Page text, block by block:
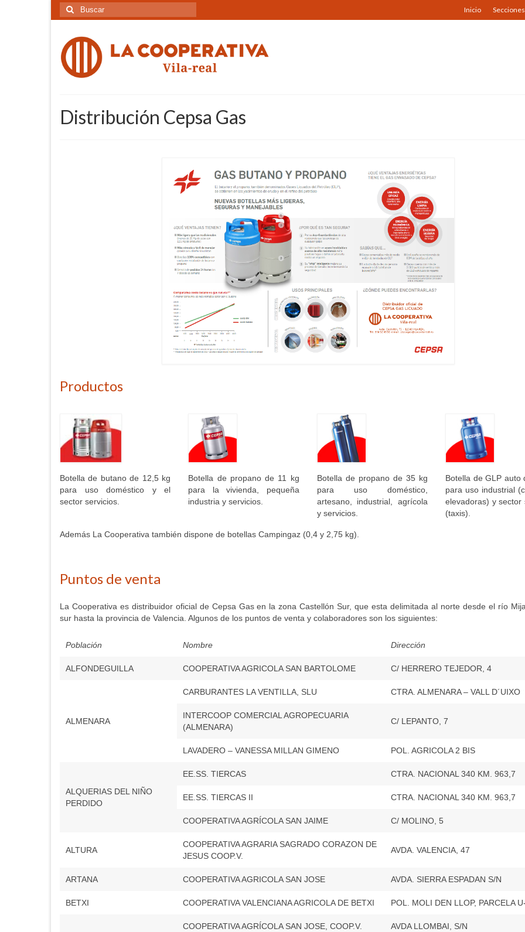
Inicio Secciones
Buscar
por:
Distribución Cepsa Gas
Productos
Botella de butano de 12,5 kg
para uso doméstico y el
sector servicios.
Botella de propano de 11 kg
para la vivienda, pequeña
industria y servicios.
Botella de propano de 35 kg
para uso doméstico,
artesano, industrial, agrícola
y servicios.
Botella de GLP auto
para uso industrial
elevadoras) y sector
(taxis).
Además La Cooperativa también dispone de botellas Campingaz (0,4 y 2,75 kg).
Puntos de venta
La Cooperativa es distribuidor oficial de Cepsa Gas en la zona Castellón Sur, que esta delimitada al norte desde el río
sur hasta la provincia de Valencia. Algunos de los puntos de venta y colaboradores son los siguientes:
Población Nombre Dirección
ALFONDEGUILLA COOPERATIVA AGRICOLA SAN BARTOLOME C/ HERRERO TEJEDOR, 4
ALMENARA
CARBURANTES LA VENTILLA, SLU CTRA. ALMENARA – VALL D´UIXO
INTERCOOP COMERCIAL AGROPECUARIA
(ALMENARA)
C/ LEPANTO, 7
LAVADERO – VANESSA MILLAN GIMENO POL. AGRICOLA 2 BIS
ALQUERIAS DEL NIÑO
PERDIDO
EE.SS. TIERCAS CTRA. NACIONAL 340 KM. 963,7
EE.SS. TIERCAS II CTRA. NACIONAL 340 KM. 963,7
COOPERATIVA AGRÍCOLA SAN JAIME C/ MOLINO, 5
ALTURA
COOPERATIVA AGRARIA SAGRADO CORAZON DE
JESUS COOP.V.
AVDA. VALENCIA, 47
ARTANA COOPERATIVA AGRICOLA SAN JOSE AVDA. SIERRA ESPADAN S/N
BETXI COOPERATIVA VALENCIANA AGRICOLA DE BETXI POL. MOLI DEN LLOP, PARCELA
COOPERATIVA AGRÍCOLA SAN JOSE, COOP.V. AVDA LLOMBAI, S/N